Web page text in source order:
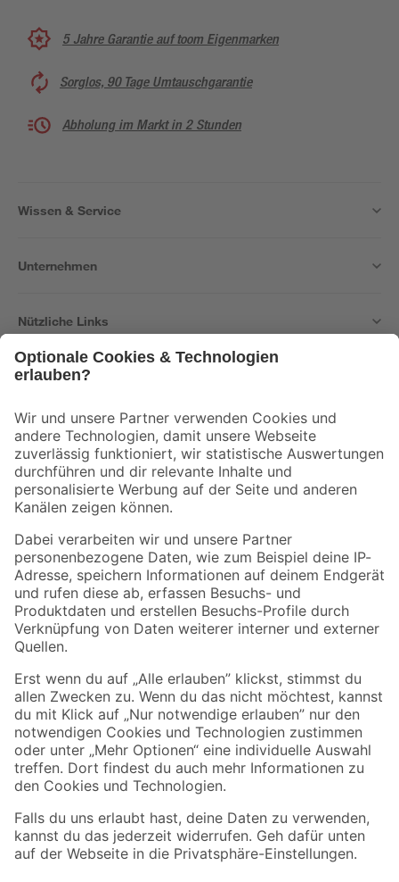
5 Jahre Garantie auf toom Eigenmarken
Sorglos, 90 Tage Umtauschgarantie
Abholung im Markt in 2 Stunden
Wissen & Service
Unternehmen
Nützliche Links
Der toom Newsletter: Keine Angebote und Aktionen mehr verpassen!
Zur Newsletter Anmeldung
Folge uns
Zahlungsarten Versandarten
Sicher einkaufen
Jetzt die toom-App herunterladen
Alle Preisangaben in EUR inkl. gesetzl. MwSt.. Die dargestellten Angebote sind unter
Umständen nicht in allen Märkten verfügbar. Die angegebenen Verfügbarkeiten beziehen